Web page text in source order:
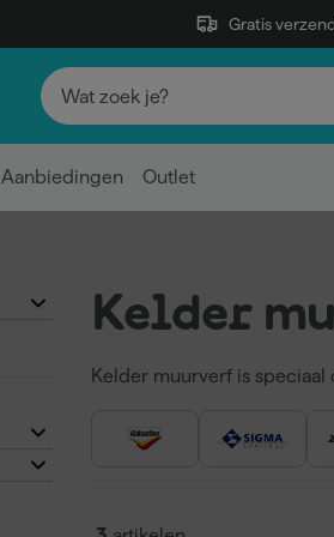
Gratis
Aanbiedingen Outlet
Kelder
Kelder muurverf is
vochtwerend en
Duurzaam en